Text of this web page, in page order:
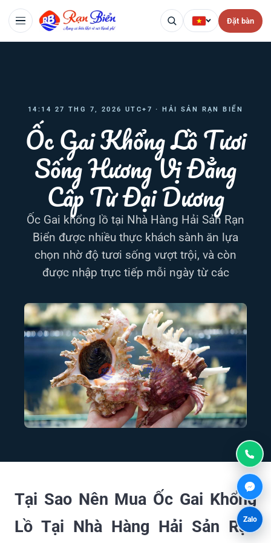
Đặt bàn
14:14 27 THG 7, 2026 UTC+7 · HẢI SẢN RẠN BIỂN
Ốc Gai Khổng Lồ Tươi
Sống Hương Vị Đẳng
Cấp Từ Đại Dương
Ốc Gai khổng lồ tại Nhà Hàng Hải Sản Rạn
Biển được nhiều thực khách sành ăn lựa
chọn nhờ độ tươi sống vượt trội, và còn
được nhập trực tiếp mỗi ngày từ các
Tại Sao Nên Mua Ốc Gai Khổng
Lồ Tại Nhà Hàng Hải Sản Rạn
Zalo